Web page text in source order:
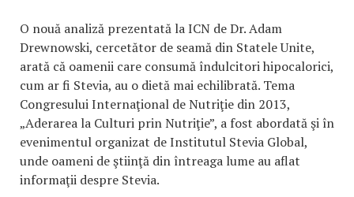
O nouă analiză prezentată la ICN de Dr. Adam
Drewnowski, cercetător de seamă din Statele Unite,
arată că oamenii care consumă îndulcitori hipocalorici,
cum ar fi Stevia, au o dietă mai echilibrată. Tema
Congresului Internaţional de Nutriţie din 2013,
„Aderarea la Culturi prin Nutriţie”, a fost abordată şi în
evenimentul organizat de Institutul Stevia Global,
unde oameni de ştiinţă din întreaga lume au aflat
informaţii despre Stevia.